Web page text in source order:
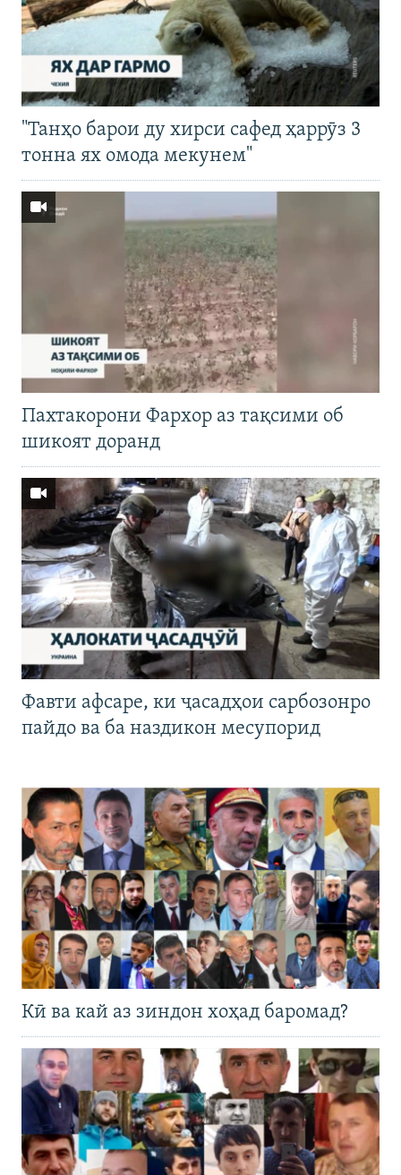
"Танҳо барои ду хирси сафед ҳаррӯз 3
тонна ях омода мекунем"
Пахтакорони Фархор аз тақсими об
шикоят доранд
Фавти афсаре, ки ҷасадҳои сарбозонро
пайдо ва ба наздикон месупорид
Кӣ ва кай аз зиндон хоҳад баромад?